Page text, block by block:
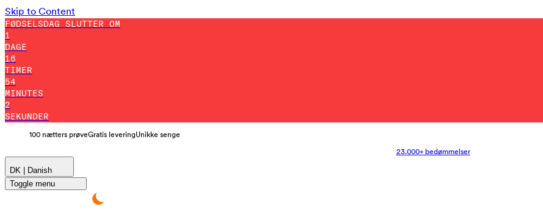
Skip to Content
FØDSELSDAG SLUTTER OM
1
DAGE
16
TIMER
54
MINUTES
0
SEKUNDER
100 nætters prøveGratis leveringUnikke senge
23.000+ bedømmelser
DK | Danish
Toggle menu